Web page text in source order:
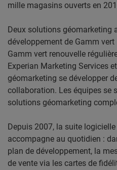
mille magasins ouverts en
Deux solutions géomarketing
développement de Gamm vert
Gamm vert renouvelle
Experian Marketing Services
géomarketing se développer
collaboration. Les équipes se
solutions géomarketing
Depuis 2007, la suite
accompagne au quotidien :
plan de développement, la
de vente via les cartes de